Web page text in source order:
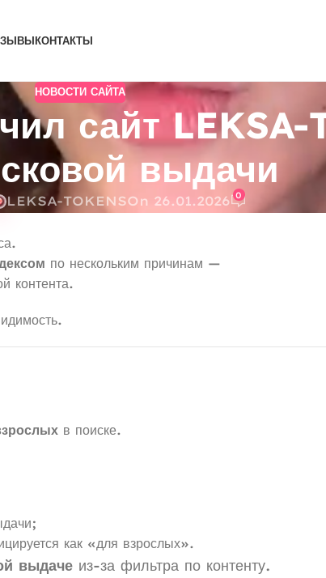
КОНТАКТЫ
НОВОСТИ САЙТА
сайт LEKSA-
выдачи
LEKSA-TOKENSOn 26.01.2026 0
по нескольким причинам —
контента.
в поиске.
как «для взрослых».
выдаче из-за фильтра по контенту.